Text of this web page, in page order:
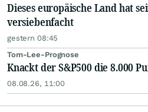
Dieses europäische Land hat
versiebenfacht
gestern 08:45
Tom-Lee-Prognose
Knackt der S&P500 die 8.000
08.08.26, 11:00